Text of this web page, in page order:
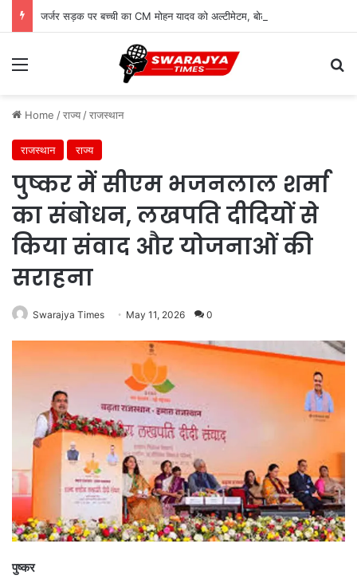
Menu
Home /राज्य /राजस्थान
राजस्थान राज्य
पुष्कर में सीएम भजनलाल शर्मा
का संबोधन, लखपति दीदियों से
किया संवाद और योजनाओं की
सराहना
Swarajya Times May 11, 2026 0
पुष्कर